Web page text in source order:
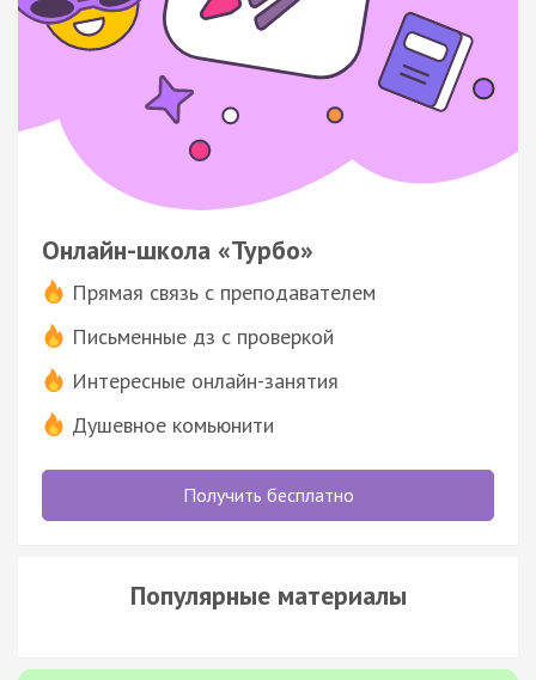
Онлайн-школа «Турбо»
Прямая связь с преподавателем
Письменные дз с проверкой
Интересные онлайн-занятия
Душевное комьюнити
Получить бесплатно
Популярные материалы